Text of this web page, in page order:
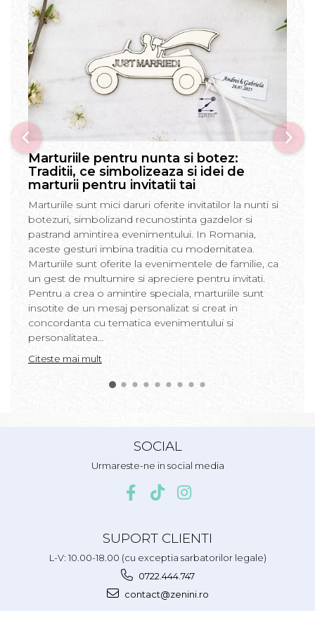
Marturiile pentru nunta si botez:
Traditii, ce simbolizeaza si idei de
marturii pentru invitatii tai
Marturiile sunt mici daruri oferite invitatilor la nunti si
botezuri, simbolizand recunostinta gazdelor si
pastrand amintirea evenimentului. In Romania,
aceste gesturi imbina traditia cu modernitatea.
Marturiile sunt oferite la evenimentele de familie, ca
un gest de multumire si apreciere pentru invitati.
Pentru a crea o amintire speciala, marturiile sunt
insotite de un mesaj personalizat si creat in
concordanta cu tematica evenimentului si
personalitatea...
Citeste mai mult
SOCIAL
Urmareste-ne in social media
SUPORT CLIENTI
L-V: 10.00-18.00 (cu exceptia sarbatorilor legale)
0722.444.747
contact@zenini.ro